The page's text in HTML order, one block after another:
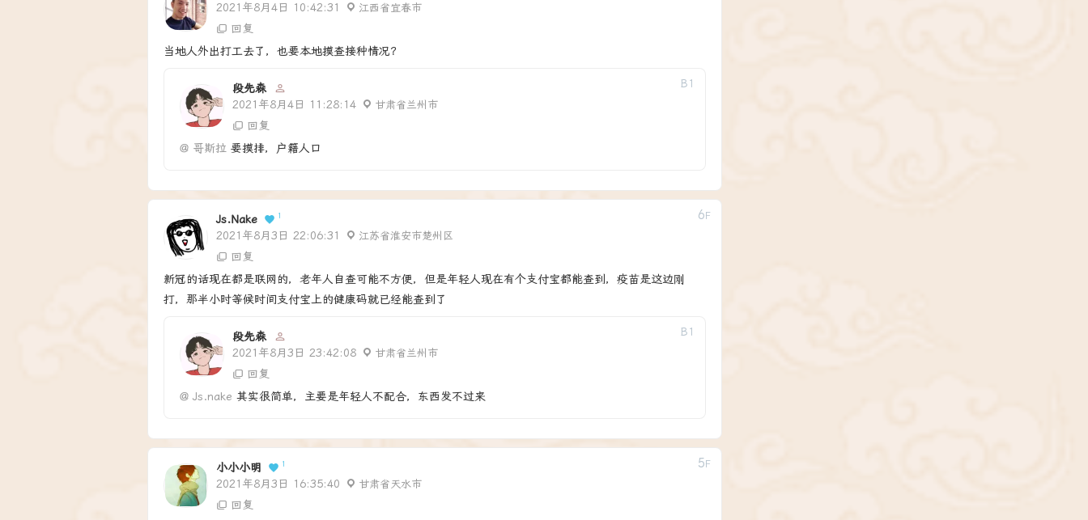
2021年8月4日 10:42:31 江西省宜春市
回复
当地人外出打工去了，也要本地摸查接种情况？
段先森
2021年8月4日 11:28:14
甘肃省兰州市
B 1
回复
@ 哥斯拉 要摸排，户籍人口
Js.nake 1
2021年8月3日 22:06:31 江苏省淮安市楚州区
6 F
回复
新冠的话现在都是联网的，老年人自查可能不方便，但是年轻人现在有个支付宝都能查到，疫苗是这边刚
打，那半小时等候时间支付宝上的健康码就已经能查到了
段先森
2021年8月3日 23:42:08
甘肃省兰州市
B 1
回复
@ Js.nake 其实很简单，主要是年轻人不配合，东西发不过来
小小小明 1
2021年8月3日 16:35:40 甘肃省天水市
5 F
回复